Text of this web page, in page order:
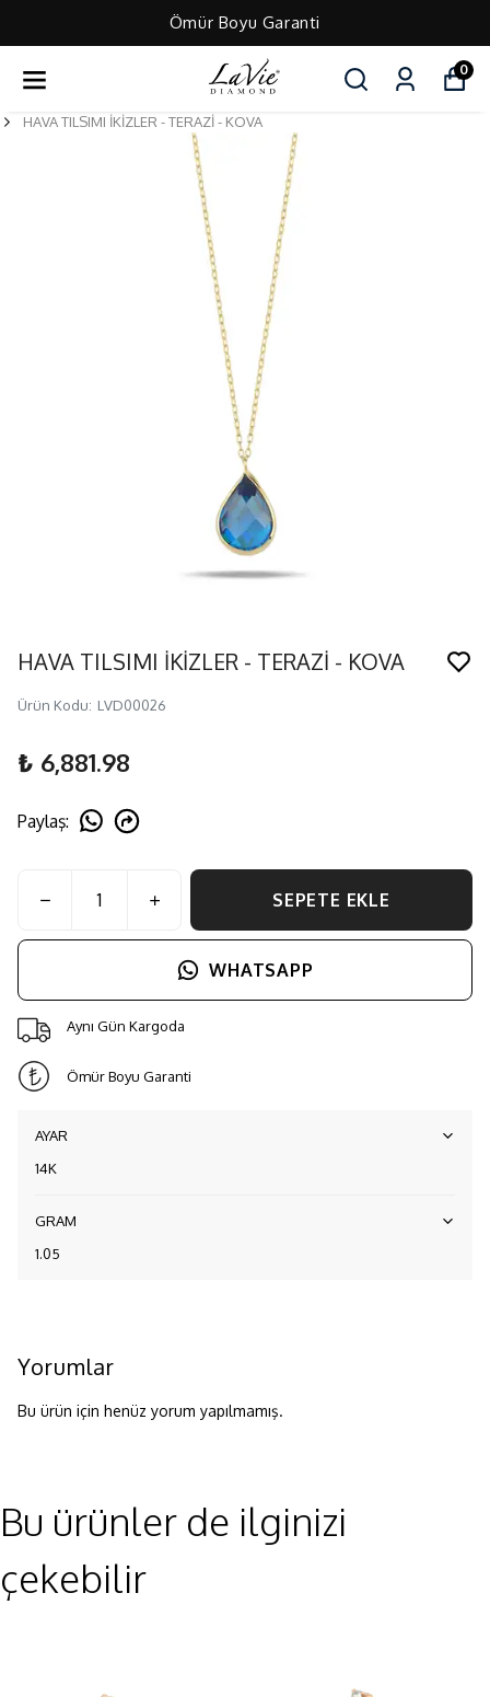
Ömür Boyu Garanti
0
HAVA TILSIMI İKİZLER - TERAZİ - KOVA
HAVA TILSIMI İKİZLER - TERAZİ - KOVA
Ürün Kodu: LVD00026
₺ 6,881.98
Paylaş:
SEPETE EKLE
WHATSAPP
Aynı Gün Kargoda
Ömür Boyu Garanti
AYAR
14K
GRAM
1.05
Yorumlar
Bu ürün için henüz yorum yapılmamış.
Bu ürünler de ilginizi
çekebilir